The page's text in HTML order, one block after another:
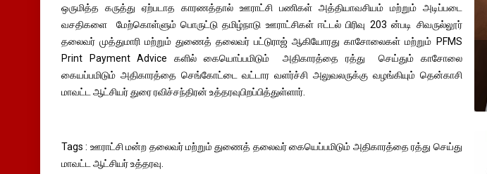
ஒருமித்த கருத்து ஏற்படாத காரணத்தால் ஊராட்சி பணிகள் அத்தியாவசியம் மற்றும் அடிப்படை
வசதிகளை மேற்கொள்ளும் பொருட்டு தமிழ்நாடு ஊராட்சிகள் ஈட்டல் பிரிவு 203 ன்படி சிவருல்லூர்
தலைவர் முத்துமாரி மற்றும் துணைத் தலைவர் பட்டுராஜ் ஆகியோரது காசோலைகள் மற்றும் PFMS
Print Payment Advice களில் கையொப்பமிடும் அதிகாரத்தை ரத்து செய்தும் காசோலை
கையப்பமிடும் அதிகாரத்தை செங்கோட்டை வட்டார வளர்ச்சி அலுவலருக்கு வழங்கியும் தென்காசி
மாவட்ட ஆட்சியர் துரை ரவிச்சந்திரன் உத்தரவுபிறப்பித்துள்ளார்.
Tags : ஊராட்சி மன்ற தலைவர் மற்றும் துணைத் தலைவர் கையெப்பமிடும் அதிகாரத்தை ரத்து செய்து
மாவட்ட ஆட்சியர் உத்தரவு.